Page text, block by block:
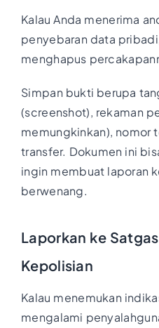
Kalau Anda menerima
penyebaran data
menghapus
Simpan bukti berupa
(screenshot), rekaman
memungkinkan), nomor
transfer. Dokumen ini
ingin membuat laporan
berwenang.
Laporkan ke
Kepolisian
Kalau menemukan
mengalami